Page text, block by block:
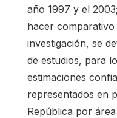
año 1997 y el
hacer
investigación, se
de estudios, para
estimaciones
representados en
República por